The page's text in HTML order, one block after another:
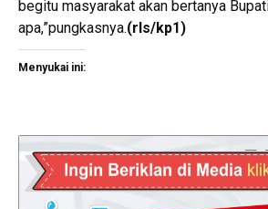
begitu masyarakat akan bertanya
apa,”pungkasnya.(rls/kp1)
Menyukai ini: